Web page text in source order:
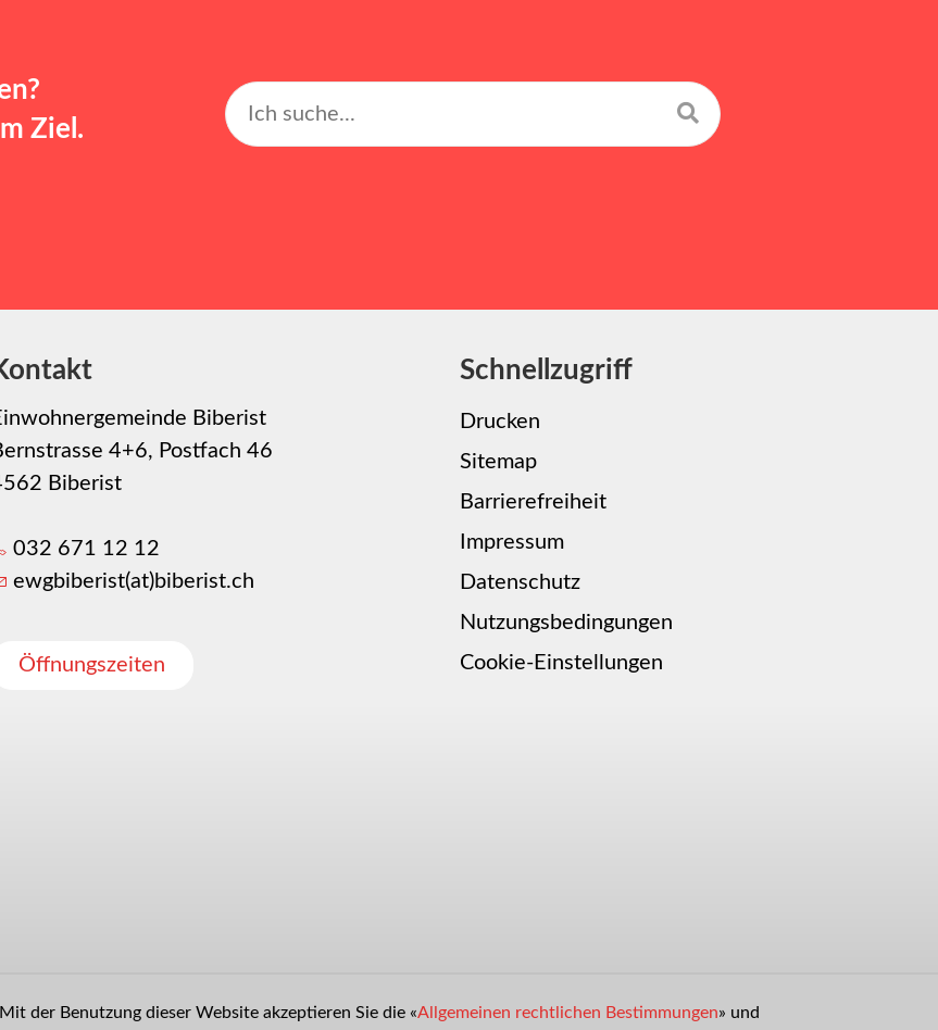
Ziel.
Biberist
4+6, Postfach 46
Biberist
032 671 12 12
ewgbiberist(at)biberist.ch
Öffnungszeiten
Schnellzugriff
Drucken
Sitemap
Barrierefreiheit
Impressum
Datenschutz
Nutzungsbedingungen
Cookie-Einstellungen
der Benutzung dieser Website akzeptieren Sie die «Allgemeinen rechtlichen Bestimmungen» und